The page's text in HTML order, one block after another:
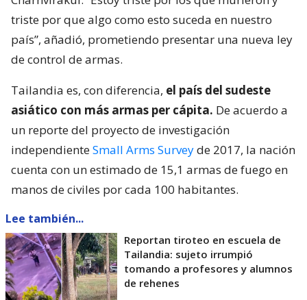
triste por que algo como esto suceda en nuestro
país”, añadió, prometiendo presentar una nueva ley
de control de armas.
Tailandia es, con diferencia, el país del sudeste
asiático con más armas per cápita. De acuerdo a
un reporte del proyecto de investigación
independienteSmall Arms Surveyde 2017, la nación
cuenta con un estimado de 15,1 armas de fuego en
manos de civiles por cada 100 habitantes.
Lee también...
Reportan tiroteo en escuela de
Tailandia: sujeto irrumpió
tomando a profesores y alumnos
de rehenes